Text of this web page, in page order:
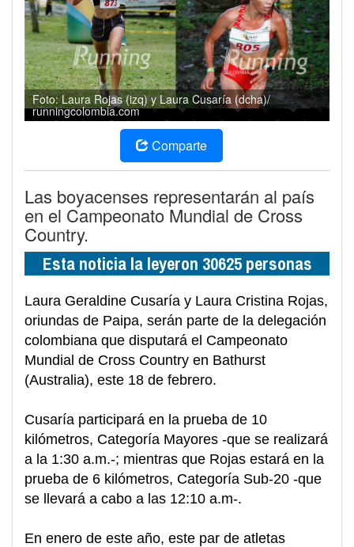
Foto: Laura Rojas (izq) y Laura Cusaría (dcha)/
runningcolombia.com
Comparte
Las boyacenses representarán al país
en el Campeonato Mundial de Cross
Country.
Esta noticia la leyeron 30625 personas
Laura Geraldine Cusaría y Laura Cristina Rojas,
oriundas de Paipa, serán parte de la delegación
colombiana que disputará el Campeonato
Mundial de Cross Country en Bathurst
(Australia), este 18 de febrero.
Cusaría participará en la prueba de 10
kilómetros, Categoría Mayores -que se realizará
a la 1:30 a.m.-; mientras que Rojas estará en la
prueba de 6 kilómetros, Categoría Sub-20 -que
se llevará a cabo a las 12:10 a.m-.
En enero de este año, este par de atletas